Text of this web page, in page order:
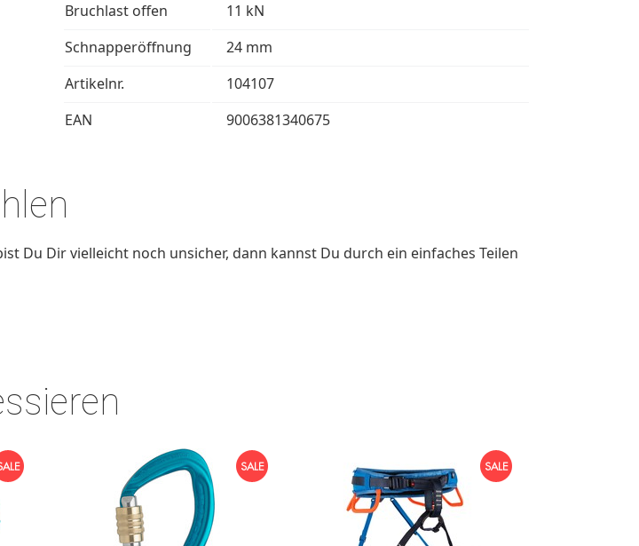
Bruchlast offen
11 kN
Schnapperöffnung
24 mm
Artikelnr.
104107
EAN
9006381340675
Du Dir vielleicht noch unsicher, dann kannst Du durch ein einfaches Teilen